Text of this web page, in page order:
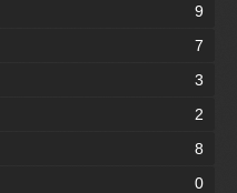
9
7
3
2
8
0